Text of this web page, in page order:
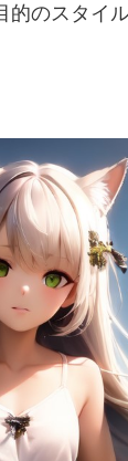
のスタイ